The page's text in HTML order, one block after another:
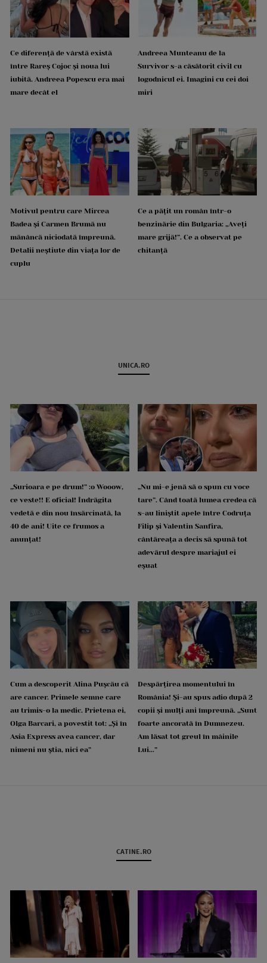
Ce diferență de vârstă există
între Rareș Cojoc și noua lui
iubită. Andreea Popescu era mai
mare decât el
Andreea Munteanu de la
Survivor s-a căsătorit civil cu
logodnicul ei. Imagini cu cei doi
miri
Motivul pentru care Mircea
Badea și Carmen Brumă nu
mănâncă niciodată împreună.
Detalii neștiute din viața lor de
cuplu
Ce a pățit un român într-o
benzinărie din Bulgaria: „Aveți
mare grijă!”. Ce a observat pe
chitanță
UNICA.RO
„Surioara e pe drum!” :o Wooow,
ce veste!! E oficial! Îndrăgita
vedetă e din nou însărcinată, la
40 de ani! Uite ce frumos a
anunțat!
„Nu mi-e jenă să o spun cu voce
tare”. Când toată lumea credea că
s-au liniștit apele între Codruța
Filip și Valentin Sanfira,
cântăreața a decis să spună tot
adevărul despre mariajul ei
eșuat
Cum a descoperit Alina Pușcău că
are cancer. Primele semne care
au trimis-o la medic. Prietena ei,
Olga Barcari, a povestit tot: „Și în
Asia Express avea cancer, dar
nimeni nu știa, nici ea”
Despărțirea momentului în
România! Și-au spus adio după 2
copii și mulți ani împreună. „Sunt
foarte ancorată în Dumnezeu.
Am lăsat tot greul în mâinile
Lui...”
CATINE.RO